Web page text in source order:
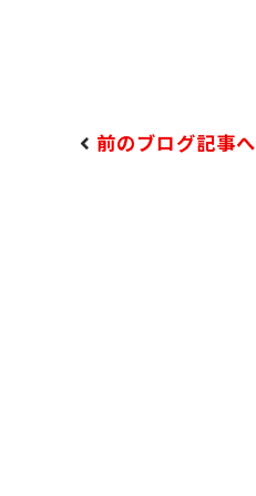
前のブログ記事へ